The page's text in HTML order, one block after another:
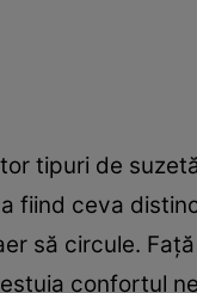
tipuri de
fiind ceva
să circule.
confortul